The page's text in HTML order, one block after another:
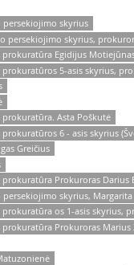
skyrius
persekiojimo skyrius,
Egidijus
5-asis skyrius,
Asta Poškutė
6 - asis skyrius
Greičius
Prokuroras Darius
skyrius,
os 1-asis skyrius,
Prokuroras Marius